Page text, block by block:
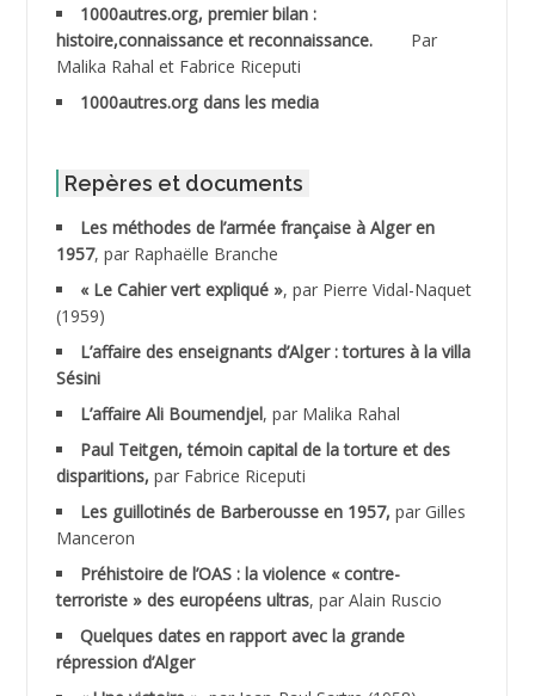
ABDESSLEM Ahmed dit le Coiffeur
ABDOUDOU
ABID Mohamed
ABNOUN Salah *
ACHACHE M.*
ACHLAF Ali
ADALMI
ADANE Ramdane *
ADDAD
ADDALA Boualem*
1000autres.org, premier bilan :
histoire,connaissance et reconnaissance.
Par
Malika Rahal et Fabrice Riceputi
1000autres.org dans les media
Repères et documents
Les méthodes de l’armée française à Alger en
1957, par Raphaëlle Branche
« Le Cahier vert expliqué », par Pierre Vidal-Naquet
(1959)
L’affaire des enseignants d’Alger : tortures à la villa
Sésini
L’affaire Ali Boumendjel, par Malika Rahal
Paul Teitgen, témoin capital de la torture et des
disparitions, par Fabrice Riceputi
Les guillotinés de Barberousse en 1957, par Gilles
Manceron
Préhistoire de l’OAS : la violence « contre-
terroriste » des européens ultras, par Alain Ruscio
Quelques dates en rapport avec la grande
répression d’Alger